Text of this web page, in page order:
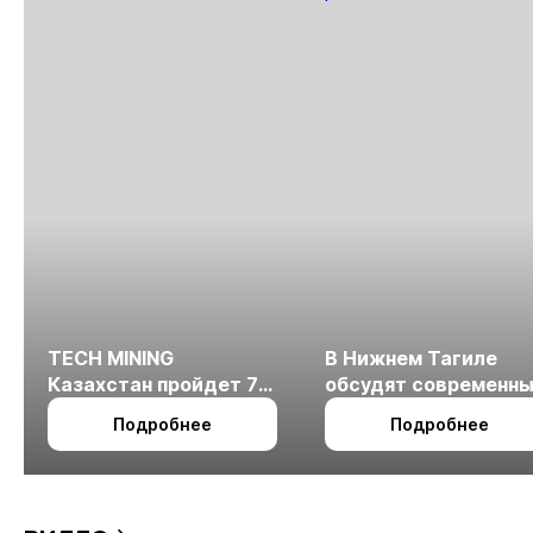
TECH MINING
Казахстан пройдет 7
октября в Алматы
Подробнее
В Нижнем Тагиле
обсудят
технологии
измельчения
Подробнее